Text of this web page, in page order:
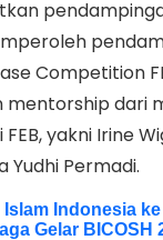
Competition
dari
yakni Irine
Yudhi Permadi.
Indonesia
Gelar BICOSH